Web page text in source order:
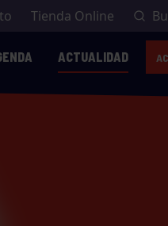
Tienda Online
ACTUALIDAD